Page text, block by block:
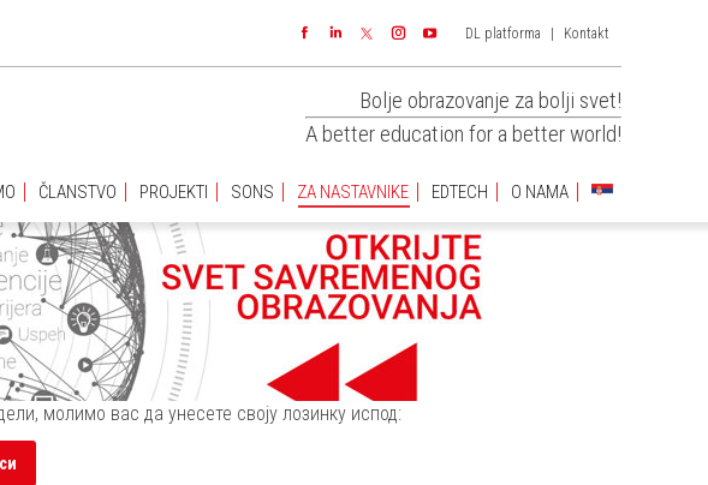
FacebookLinkedin Instagram
DL platforma Kontakt
Bolje obrazovanje za bolji svet!
A better education for a better world!
ČLANSTVO PROJEKTI SONS ZA NASTAVNIKE EDTECH O NAMA
молимо вас да унесете своју лозинку испод:
ZA NASTAVNIKE EDTECH O NAMA